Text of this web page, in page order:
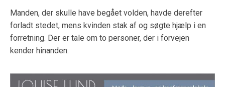
Manden, der skulle have begået volden, havde derefter
forladt stedet, mens kvinden stak af og søgte hjælp i en
forretning. Der er tale om to personer, der i forvejen
kender hinanden.